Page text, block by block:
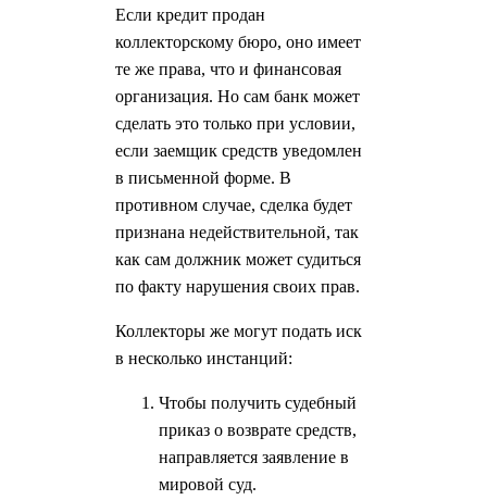
Если кредит продан
коллекторскому бюро, оно имеет
те же права, что и финансовая
организация. Но сам банк может
сделать это только при условии,
если заемщик средств уведомлен
в письменной форме. В
противном случае, сделка будет
признана недействительной, так
как сам должник может судиться
по факту нарушения своих прав.
Коллекторы же могут подать иск
в несколько инстанций:
Чтобы получить судебный
приказ о возврате средств,
направляется заявление в
мировой суд.